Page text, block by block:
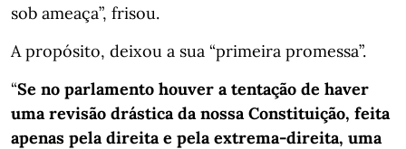
sob ameaça”, frisou.
A propósito, deixou a sua “primeira promessa”.
“Se no parlamento houver a tentação de haver
uma revisão drástica da nossa Constituição, feita
apenas pela direita e pela extrema-direita, uma